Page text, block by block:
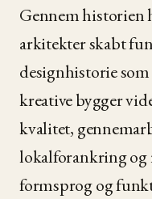
Gennem historien
arkitekter skabt
designhistorie
kreative bygger
kvalitet,
lokalforankring og
formsprog og